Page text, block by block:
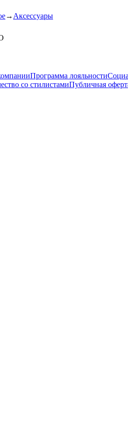
Аксессуары
Программа лояльности
со стилистамиПубличная